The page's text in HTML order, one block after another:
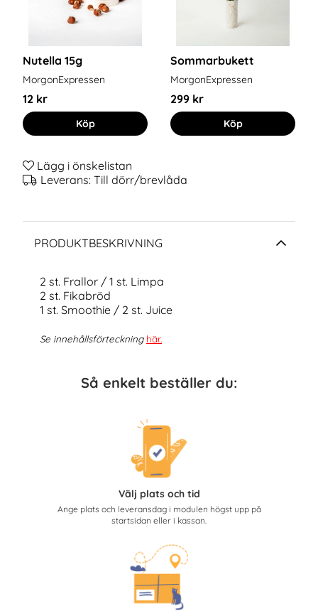
Nutella 15g
MorgonExpressen
12 kr
Köp
Sommarbukett
MorgonExpressen
299 kr
Köp
Lägg i önskelistan
Leverans: Till dörr/brevlåda
PRODUKTBESKRIVNING
2 st. Frallor / 1 st. Limpa
2 st. Fikabröd
1 st. Smoothie / 2 st. Juice
Se innehållsförteckning här.
Så enkelt beställer du:
Välj plats och tid
Ange plats och leveransdag i modulen högst upp på
startsidan eller i kassan.